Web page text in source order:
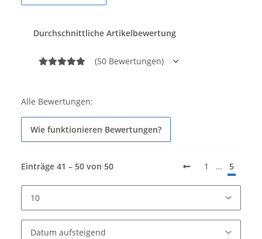
Durchschnittliche Artikelbewertung
(50 Bewertungen)
Alle Bewertungen:
Wie funktionieren Bewertungen?
Einträge 41 – 50 von 50 1 … 5